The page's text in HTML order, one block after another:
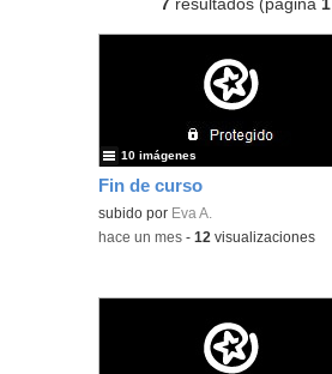
7 resultados (página1
Fin de curso
Contenido educativo.
subido por Eva A.
10 imágenes
-hace un mes -12 visualizaciones